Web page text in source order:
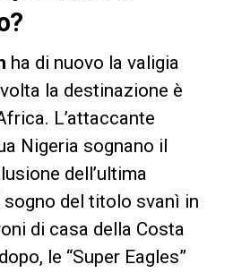
ha di nuovo la valigia
la destinazione è
L’attaccante
Nigeria sognano il
dell’ultima
sogno del titolo svanì in
di casa della Costa
le “Super Eagles”